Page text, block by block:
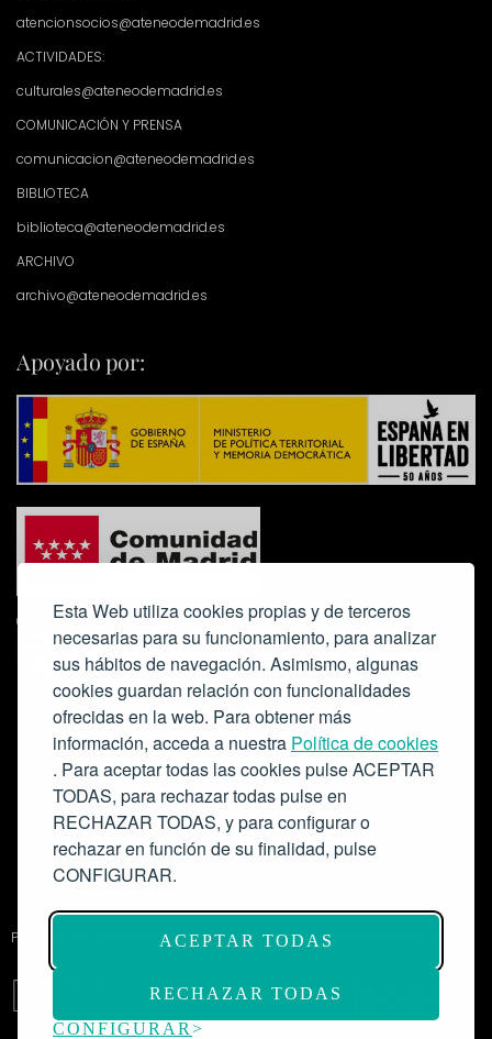
Esta Web utiliza cookies propias y de terceros
necesarias para su funcionamiento, para analizar
sus hábitos de navegación. Asimismo, algunas
cookies guardan relación con funcionalidades
ofrecidas en la web. Para obtener más
información, acceda a nuestra Política de cookies
. Para aceptar todas las cookies pulse ACEPTAR
TODAS, para rechazar todas pulse en
RECHAZAR TODAS, y para configurar o
rechazar en función de su finalidad, pulse
CONFIGURAR.
ACEPTAR TODAS
RECHAZAR TODAS
CONFIGURAR
atencionsocios@ateneodemadrid.es
ACTIVIDADES:
culturales@ateneodemadrid.es
COMUNICACIÓN Y PRENSA
comunicacion@ateneodemadrid.es
BIBLIOTECA
biblioteca@ateneodemadrid.es
ARCHIVO
archivo@ateneodemadrid.es
Apoyado por:
Colabora:
Proyecto de modernización de infraestructuras y digitalización del
Salón de Actos del Ateneo de Madrid como espacio escénico-musical.
Subvención: 175.000€